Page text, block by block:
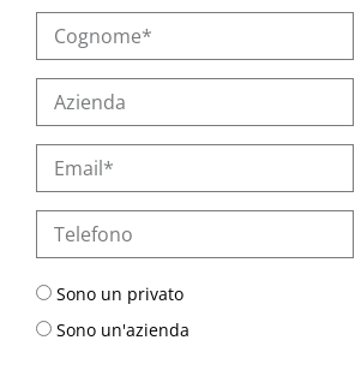
Sono un privato
Sono un'azienda